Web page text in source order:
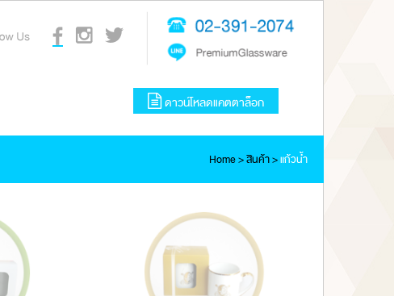
ดาวน์โหลดแคตตาล็อก
Home>สินค้า>แก้วน้ำ